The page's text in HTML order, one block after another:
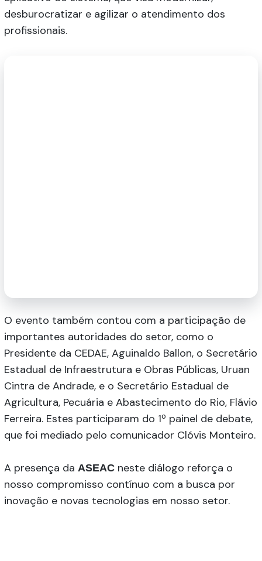
desburocratizar e agilizar o atendimento dos
profissionais.
O evento também contou com a participação de
importantes autoridades do setor, como o
Presidente da CEDAE, Aguinaldo Ballon, o Secretário
Estadual de Infraestrutura e Obras Públicas, Uruan
Cintra de Andrade, e o Secretário Estadual de
Agricultura, Pecuária e Abastecimento do Rio, Flávio
Ferreira. Estes participaram do 1º painel de debate,
que foi mediado pelo comunicador Clóvis Monteiro.
A presença daASEAC neste diálogo reforça o
nosso compromisso contínuo com a busca por
inovação e novas tecnologias em nosso setor.